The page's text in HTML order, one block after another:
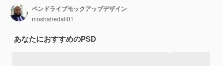
ペンドライブモックアップデザイン
moshahedali01
あなたにおすすめのPSD